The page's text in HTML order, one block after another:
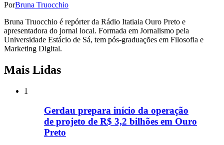
PorBruna Truocchio
Bruna Truocchio é repórter da Rádio Itatiaia Ouro Preto e
apresentadora do jornal local. Formada em Jornalismo pela
Universidade Estácio de Sá, tem pós-graduações em Filosofia e
Marketing Digital.
Mais Lidas
1
Gerdau prepara início da operação
de projeto de R$ 3,2 bilhões em Ouro
Preto